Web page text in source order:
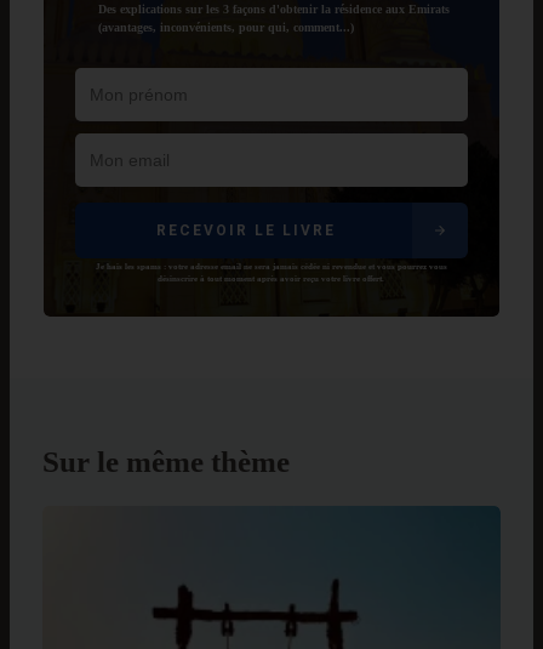
Des explications sur les 3 façons d'obtenir la résidence aux Emirats
(avantages, inconvénients, pour qui, comment...)
RECEVOIR LE LIVRE
Je hais les spams : votre adresse email ne sera jamais cédée ni revendue et vous pourrez vous
désinscrire à tout moment après avoir reçu votre livre offert.
Sur le même thème